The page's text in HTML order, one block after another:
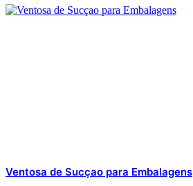
Ventosa de Sucçao para Embalagens